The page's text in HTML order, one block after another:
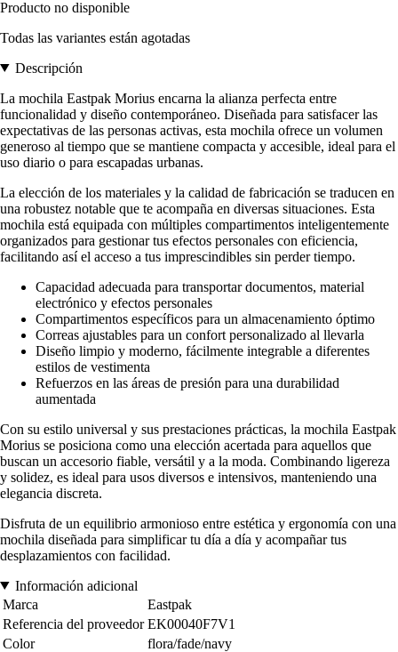
Producto no disponible
Todas las variantes están agotadas
Descripción
La mochila Eastpak Morius encarna la alianza perfecta entre
funcionalidad y diseño contemporáneo. Diseñada para satisfacer las
expectativas de las personas activas, esta mochila ofrece un volumen
generoso al tiempo que se mantiene compacta y accesible, ideal para el
uso diario o para escapadas urbanas.
La elección de los materiales y la calidad de fabricación se traducen en
una robustez notable que te acompaña en diversas situaciones. Esta
mochila está equipada con múltiples compartimentos inteligentemente
organizados para gestionar tus efectos personales con eficiencia,
facilitando así el acceso a tus imprescindibles sin perder tiempo.
Capacidad adecuada para transportar documentos, material
electrónico y efectos personales
Compartimentos específicos para un almacenamiento óptimo
Correas ajustables para un confort personalizado al llevarla
Diseño limpio y moderno, fácilmente integrable a diferentes
estilos de vestimenta
Refuerzos en las áreas de presión para una durabilidad
aumentada
Con su estilo universal y sus prestaciones prácticas, la mochila Eastpak
Morius se posiciona como una elección acertada para aquellos que
buscan un accesorio fiable, versátil y a la moda. Combinando ligereza
y solidez, es ideal para usos diversos e intensivos, manteniendo una
elegancia discreta.
Disfruta de un equilibrio armonioso entre estética y ergonomía con una
mochila diseñada para simplificar tu día a día y acompañar tus
desplazamientos con facilidad.
Información adicional
Marca
Eastpak
Referencia del proveedor EK00040F7V1
Color
flora/fade/navy